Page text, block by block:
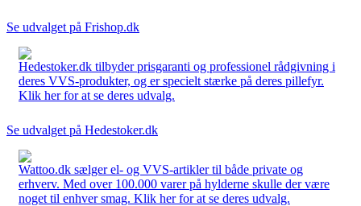
Se udvalget på Frishop.dk
Hedestoker.dk tilbyder prisgaranti og professionel rådgivning i
deres VVS-produkter, og er specielt stærke på deres pillefyr.
Klik her for at se deres udvalg.
Se udvalget på Hedestoker.dk
Wattoo.dk sælger el- og VVS-artikler til både private og
erhverv. Med over 100.000 varer på hylderne skulle der være
noget til enhver smag. Klik her for at se deres udvalg.